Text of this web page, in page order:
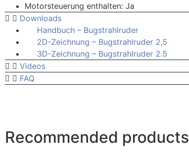
Motorsteuerung enthalten: Ja
Downloads
Handbuch – Bugstrahlruder
2D-Zeichnung – Bugstrahlruder 2,5
3D-Zeichnung – Bugstrahlruder 2.5
Videos
FAQ
Recommended products